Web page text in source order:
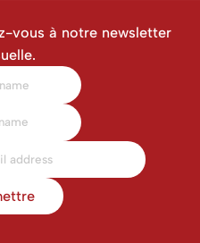
vous à notre newsletter